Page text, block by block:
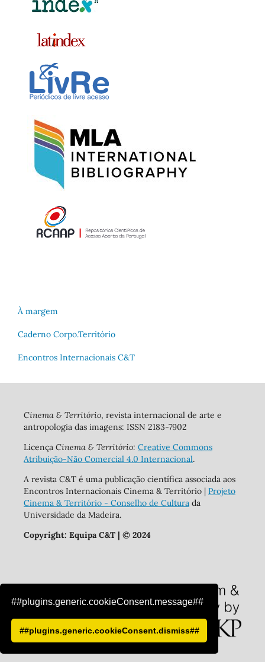
##plugins.generic.cookieConsent.message##
##plugins.generic.cookieConsent.dismiss##
À margem
Caderno Corpo.Território
Encontros Internacionais C&T
Cinema & Território, revista internacional de arte e
antropologia das imagens: ISSN 2183-7902
Licença Cinema & Território: Creative Commons
Atribuição-Não Comercial 4.0 Internacional.
A revista C&T é uma publicação científica associada aos
Encontros Internacionais Cinema & Território | Projeto
Cinema & Território - Conselho de Cultura da
Universidade da Madeira.
Copyright: Equipa C&T | © 2024